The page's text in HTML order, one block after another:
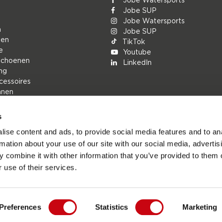
content and ads, to provide social media features and to
about your use of our site with our social media,
combine it with other information that you’ve provided to them
use of their services.
Statistics Marketing
Jobe SUP
Jobe Watersports
Jobe SUP
TikTok
Youtube
LinkedIn
- De officiële website